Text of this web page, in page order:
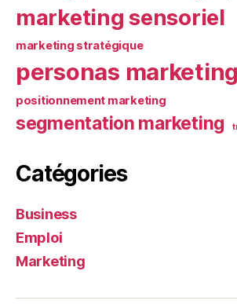
marketing sensoriel
marketing stratégique
personas marketing
positionnement marketing
segmentation marketing
Catégories
Business
Emploi
Marketing